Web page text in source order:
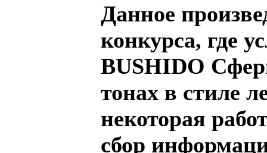
Данное
конкурса, где
BUSHIDO
тонах в стиле
некоторая
сбор